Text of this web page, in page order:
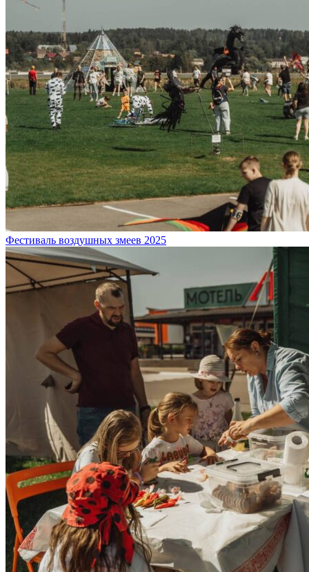
Фестиваль воздушных змеев 2025